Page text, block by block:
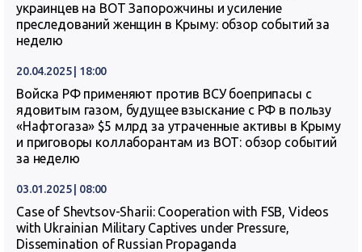
украинцев на ВОТ Запорожчины и усиление
преследований женщин в Крыму: обзор событий за
неделю
20.04.2025 | 18:00
Войска РФ применяют против ВСУ боеприпасы с
ядовитым газом, будущее взыскание с РФ в пользу
«Нафтогаза» $5 млрд за утраченные активы в Крыму
и приговоры коллаборантам из ВОТ: обзор событий
за неделю
03.01.2025 | 08:00
Case of Shevtsov-Sharii: Cooperation with FSB, Videos
with Ukrainian Military Captives under Pressure,
Dissemination of Russian Propaganda